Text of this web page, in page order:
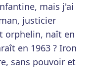
mais j'ai
justicier
orphelin, naît en
en 1963 ? Iron
sans pouvoir et